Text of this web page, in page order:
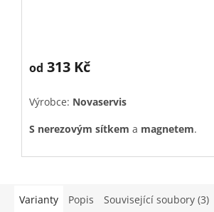
od 313 Kč
Výrobce: Novaservis
S nerezovým sítkem a magnetem.
Varianty Popis Související soubory (3)